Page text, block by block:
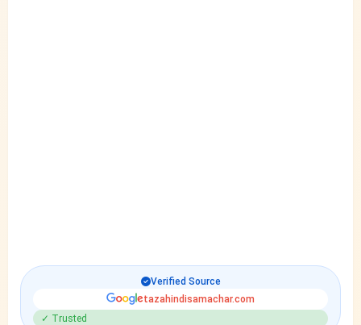
Verified Source
tazahindisamachar.com
✓ Trusted